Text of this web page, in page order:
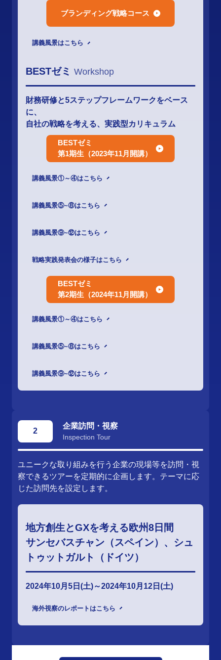
ブランディング戦略コース
講義風景はこちら
BESTゼミ Workshop
財務研修と5ステップフレームワークをベース
に、
自社の戦略を考える、実践型カリキュラム
BESTゼミ
第1期生（2023年11月開講）
講義風景①～④はこちら
講義風景⑤~⑧はこちら
講義風景⑨~⑫はこちら
戦略実践発表会の様子はこちら
BESTゼミ
第2期生（2024年11月開講）
講義風景①～④はこちら
講義風景⑤~⑧はこちら
講義風景⑨~⑫はこちら
企業訪問・視察
Inspection Tour
ユニークな取り組みを行う企業の現場等を訪問・視
察できるツアーを定期的に企画します。テーマに応
じた訪問先を設定します。
地方創生とGXを考える欧州8日間
サンセバスチャン（スペイン）、シュ
トゥットガルト（ドイツ）
2024年10月5日(土)～2024年10月12日(土)
海外視察のレポートはこちら